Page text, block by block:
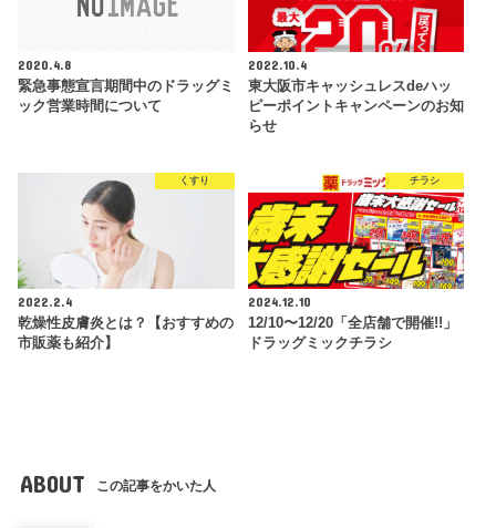
2020.4.8
緊急事態宣言期間中のドラッグミ
ック営業時間について
2022.10.4
東大阪市キャッシュレスdeハッ
ピーポイントキャンペーンのお知
らせ
くすり
2022.2.4
乾燥性皮膚炎とは？【おすすめの
市販薬も紹介】
チラシ
2024.12.10
12/10〜12/20「全店舗で開催!!」
ドラッグミックチラシ
ABOUT この記事をかいた人